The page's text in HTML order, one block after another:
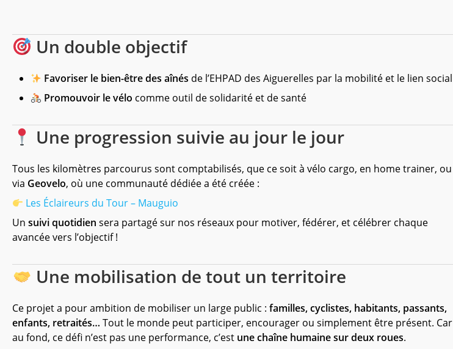
Un double objectif
Favoriser le bien-être des aînés de l’EHPAD des Aiguerelles par la mobilité et le lien social
Promouvoir le vélo comme outil de solidarité et de santé
Une progression suivie au jour le jour
Tous les kilomètres parcourus sont comptabilisés, que ce soit à vélo cargo, en home trainer, ou
via Geovelo, où une communauté dédiée a été créée :
Les Éclaireurs du Tour – Mauguio
Un suivi quotidien sera partagé sur nos réseaux pour motiver, fédérer, et célébrer chaque
avancée vers l’objectif !
Une mobilisation de tout un territoire
Ce projet a pour ambition de mobiliser un large public : familles, cyclistes, habitants, passants,
enfants, retraités… Tout le monde peut participer, encourager ou simplement être présent. Car
au fond, ce défi n’est pas une performance, c’est une chaîne humaine sur deux roues.